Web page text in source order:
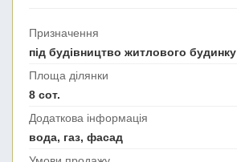
Призначення
під будівництво житлового будинку
Площа ділянки
8 сот.
Додаткова інформація
вода, газ, фасад